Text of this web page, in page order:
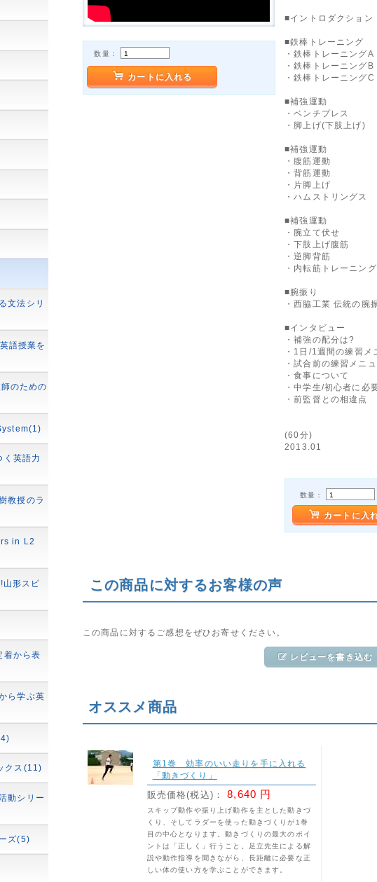
文法シリ
語授業を
のための
く英語力
教授のラ
in L2
形スピ
着から表
ら学ぶ英
クス(11)
動シリー
ズ(5)
数量：
カートに入れる
■イントロダクショ
■鉄棒トレーニング
・鉄棒トレーニングA
・鉄棒トレーニングB
・鉄棒トレーニングC
■補強運動
・ベンチプレス
・脚上げ(下肢上げ)
■補強運動
・腹筋運動
・背筋運動
・片脚上げ
・ハムストリングス
■補強運動
・腕立て伏せ
・下肢上げ腹筋
・逆脚背筋
・内転筋トレーニング
■腕振り
・西脇工業 伝統の腕
■インタビュー
・補強の配分は?
・1日/1週間の練習メ
・試合前の練習メニ
・食事について
・中学生/初心者に必
・前監督との相違点
(60分)
2013.01
数量：
カートに入
この商品に対するお客様の声
この商品に対するご感想をぜひお寄せください。
レビューを書き込む
オススメ商品
第1巻 効率のいい走りを手に入れる
「動きづくり」
販売価格(税込)： 8,640 円
スキップ動作や振り上げ動作を主とした動きづ
くり、そしてラダーを使った動きづくりが1巻
目の中心となります。動きづくりの最大のポイ
ントは「正しく」行うこと。足立先生による解
説や動作指導を聞きながら、長距離に必要な正
しい体の使い方を学ぶことができます。